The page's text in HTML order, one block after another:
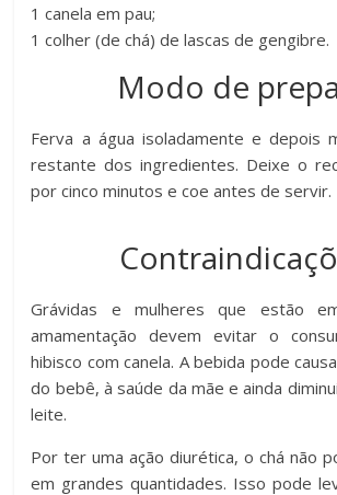
1 canela em pau;
1 colher (de chá) de lascas de gengibre.
Modo de
Ferva a água isoladamente e depois
restante dos ingredientes. Deixe o
por cinco minutos e coe antes de servir.
Grávidas e mulheres que estão
amamentação devem evitar o
hibisco com canela. A bebida pode
do bebê, à saúde da mãe e ainda
leite.
Por ter uma ação diurética, o chá não
em grandes quantidades. Isso pode